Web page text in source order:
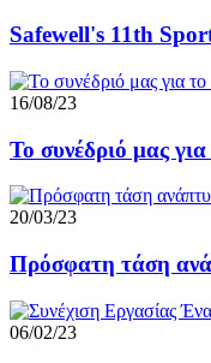
Safewell's 11th
16/08/23
Το συνέδριό μας
20/03/23
Πρόσφατη τάση
06/02/23